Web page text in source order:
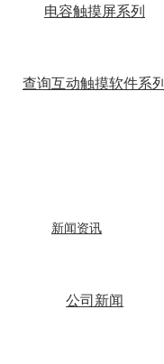
电容触摸屏系列
查询互动触摸软件系列
新闻资讯
公司新闻